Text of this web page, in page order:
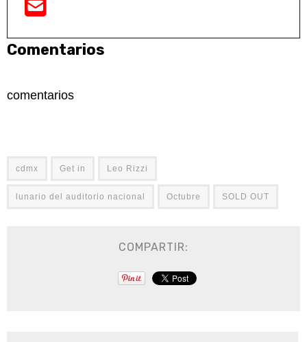
Comentarios
comentarios
cdmx Get in Leo Rizzi
lunario del auditorio nacional Octubre SOLD OUT
COMPARTIR: